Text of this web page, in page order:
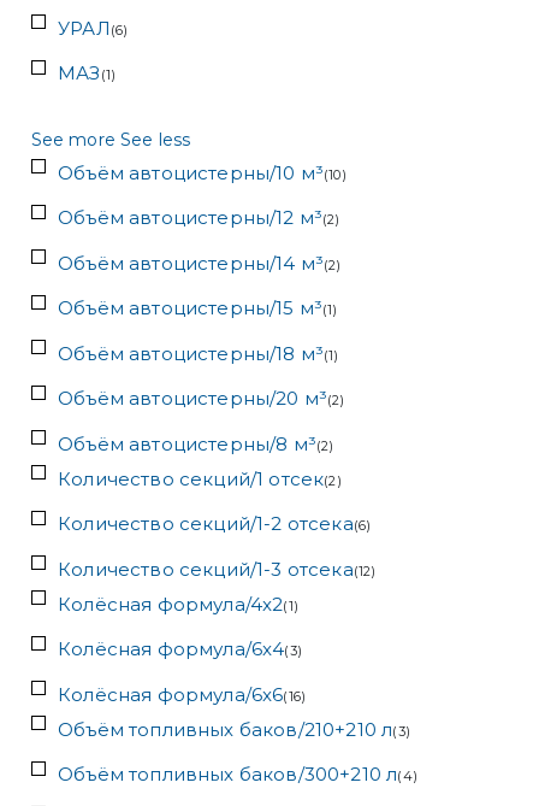
УРАЛ (6)
МАЗ (1)
See more See less
Объём автоцистерны/10 м³(10)
Объём автоцистерны/12 м³(2)
Объём автоцистерны/14 м³(2)
Объём автоцистерны/15 м³(1)
Объём автоцистерны/18 м³(1)
Объём автоцистерны/20 м³(2)
Объём автоцистерны/8 м³(2)
Количество секций/1 отсек(2 )
Количество секций/1-2 отсека(6)
Количество секций/1-3 отсека(12)
Колёсная формула/4x2(1)
Колёсная формула/6x4(3)
Колёсная формула/6x6(16)
Объём топливных баков/210+210 л(3)
Объём топливных баков/300+210 л(4)